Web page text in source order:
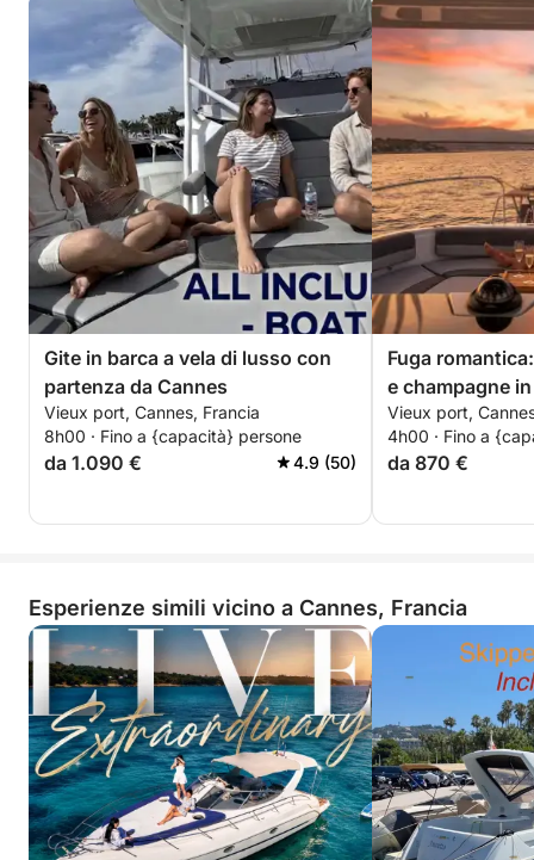
Gite in barca a vela di lusso con
partenza da Cannes
Vieux port, Cannes, Francia
8h00 · Fino a {capacità} persone
da 1.090 € 4.9 (50)
Fuga
e champagne
Vieux port,
4h00 · Fino a
da 870 €
Esperienze simili vicino a Cannes, Francia